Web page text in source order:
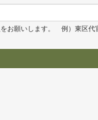
お願いします。 例）東区代